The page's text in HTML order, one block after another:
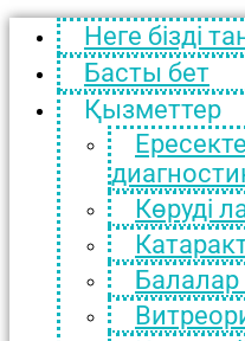
Неге бізді
Басты бет
Қызметтер
Көруді